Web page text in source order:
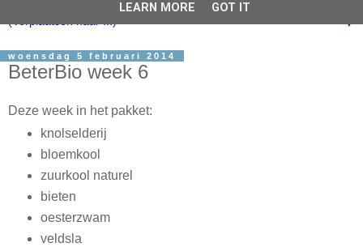
▼
woensdag 5 februari 2014
BeterBio week 6
Deze week in het pakket:
knolselderij
bloemkool
zuurkool naturel
bieten
oesterzwam
veldsla
LEARN MORE GOT IT